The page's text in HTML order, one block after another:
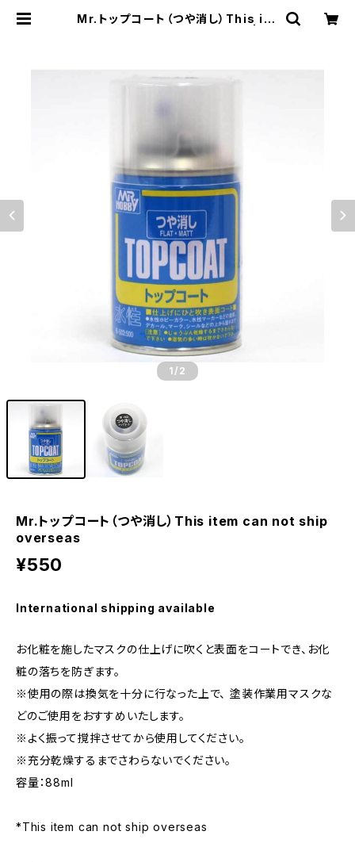
Mr.トップコート（つや消し）This ite
1 /2
Mr.トップコート（つや消し）This item can not ship
overseas
¥550
International shipping available
お化粧を施したマスクの仕上げに吹くと表面をコートでき、お化
粧の落ちを防ぎます。
※使用の際は換気を十分に行なった上で、 塗装作業用マスクな
どのご使用をおすすめいたします。
※よく振って撹拌させてから使用してください。
※充分乾燥するまでさわらないでください。
容量：88ml
*This item can not ship overseas